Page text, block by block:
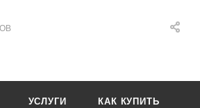
УСЛУГИ КАК КУПИТЬ